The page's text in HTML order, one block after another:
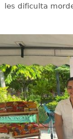
les dificulta